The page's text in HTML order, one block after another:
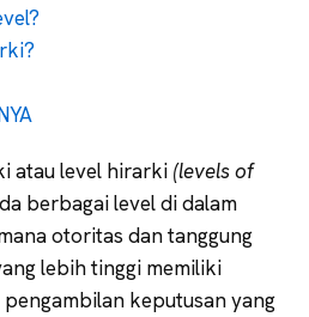
atau level hirarki (levels of
berbagai level di dalam
otoritas dan tanggung
lebih tinggi memiliki
keputusan yang